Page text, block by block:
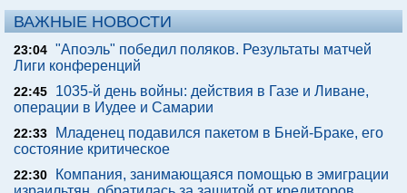
ВАЖНЫЕ НОВОСТИ
23:04 "Апоэль" победил поляков. Результаты матчей
Лиги конференций
22:45
1035-й день войны: действия в Газе и Ливане,
операции в Иудее и Самарии
22:33
Младенец подавился пакетом в Бней-Браке, его
состояние критическое
22:30
Компания, занимающаяся помощью в эмиграции